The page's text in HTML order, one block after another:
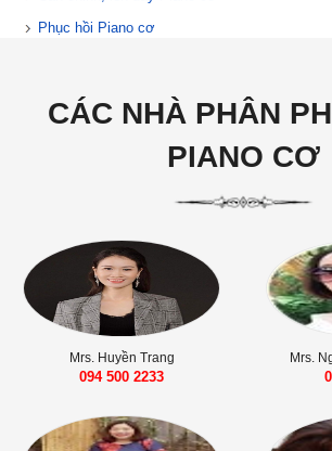
Phục hồi Piano cơ
CÁC NHÀ PHÂN
PIANO CƠ
Mrs. Huyền Trang
094 500 2233
Mrs.